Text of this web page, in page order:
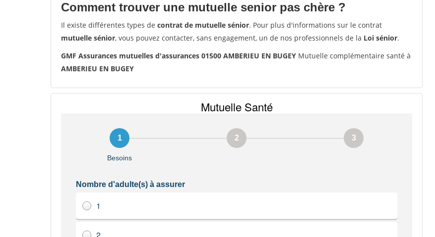
Comment trouver une mutuelle senior pas chère ?
Il existe différentes types de contrat de mutuelle sénior. Pour plus d'informations sur le contrat
mutuelle sénior, vous pouvez contacter, sans engagement, un de nos professionnels de la Loi sénior.
GMF Assurances mutuelles d'assurances 01500 AMBERIEU EN BUGEY Mutuelle complémentaire santé à
AMBERIEU EN BUGEY